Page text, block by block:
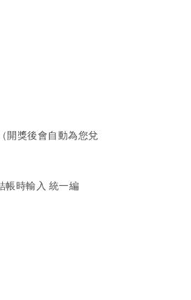
開獎後會自動為您兌
帳時輸入 統一編